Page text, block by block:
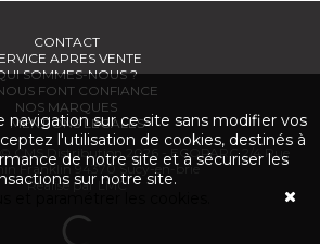
CONTACT
APRES VENTE
SOMMES-NOUS ?
FONT CONFIANCE
NOS MARQUES
MENTIONS LÉGALES
CMS Distribution 2026 - ECOPARC 2/4 Rue
Franklin 94370 Sucy-en-brie
Réalisé par LMC
navigation sur ce site sans modifier vos
l'utilisation de cookies, destinés à
de notre site et à sécuriser les
sur notre site.
et paramétrer les cookies.